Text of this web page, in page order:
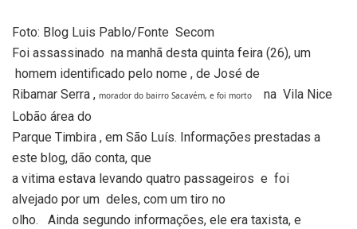
Foto: Blog Luis Pablo/Fonte Secom
Foi assassinado na manhã desta quinta feira (26), um
homem identificado pelo nome , de José de
Ribamar Serra , morador do bairro Sacavém, e foi morto na Vila Nice
Lobão área do
Parque Timbira , em São Luís. Informações prestadas a
este blog, dão conta, que
a vitima estava levando quatro passageiros e foi
alvejado por um deles, com um tiro no
olho.
Ainda segundo informações, ele era taxista, e